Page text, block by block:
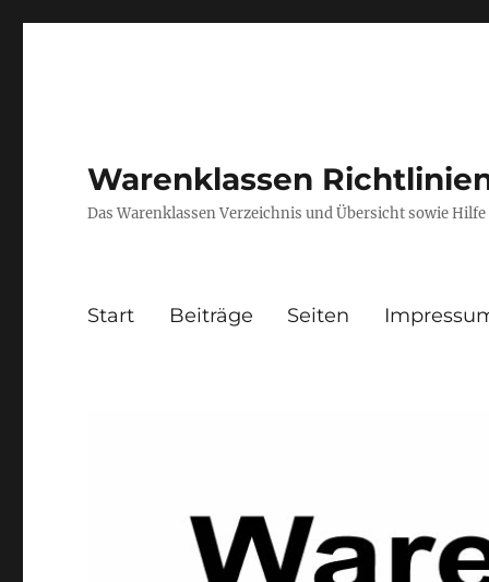
Warenklassen
Das Warenklassen Verzeichnis und Übersicht sowie
Start Beiträge Seiten